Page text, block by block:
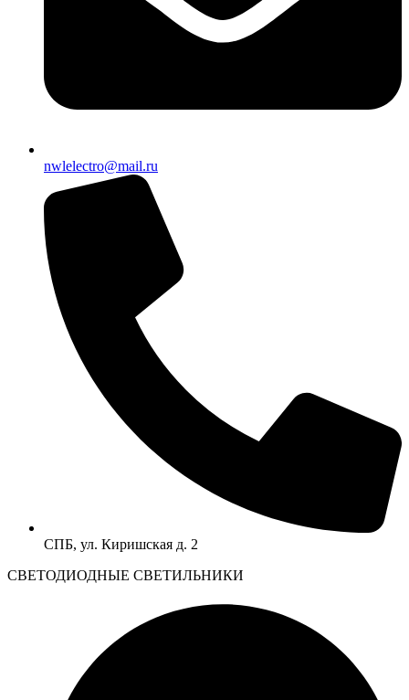
nwlelectro@mail.ru
СПБ, ул. Киришская д. 2
CВЕТОДИОДНЫЕ СВЕТИЛЬНИКИ